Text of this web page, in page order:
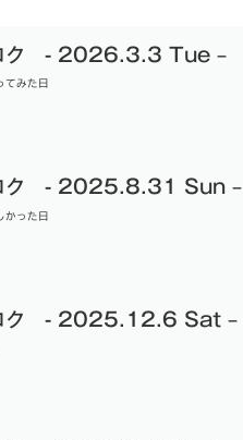
ク - 2026.3.3 Tue –
てみた日
ク - 2025.8.31 Sun –
かった日
ク - 2025.12.6 Sat –